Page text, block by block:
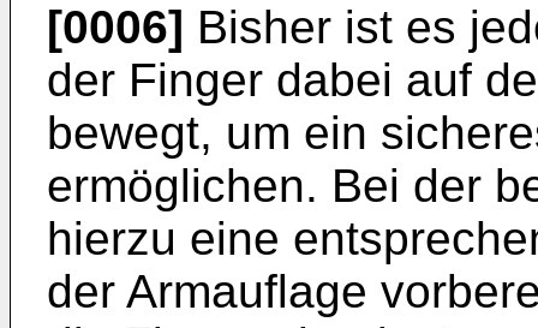
[0006] Bisher ist es
der Finger dabei auf
bewegt, um ein
ermöglichen. Bei der
hierzu eine
der Armauflage